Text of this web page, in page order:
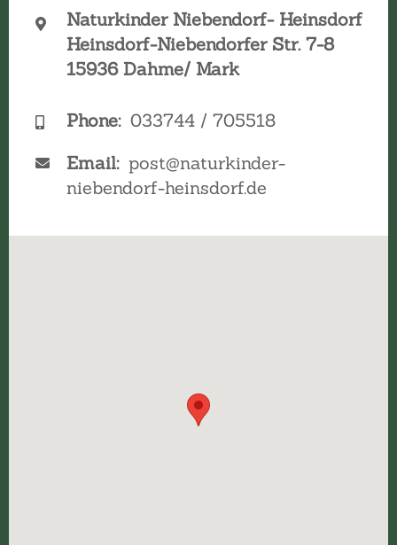
Naturkinder Niebendorf- Heinsdorf
Heinsdorf-Niebendorfer Str. 7-8
15936 Dahme/ Mark
Phone: 033744 / 705518
Email: post@naturkinder-
niebendorf-heinsdorf.de